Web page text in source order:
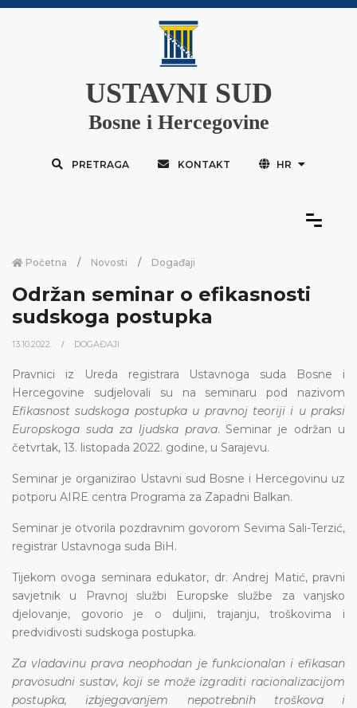
USTAVNI SUD
Bosne i Hercegovine
PRETRAGA KONTAKT HR
Početna Novosti Događaji
Održan seminar o efikasnosti
sudskoga postupka
13.10.2022. DOGAĐAJI
Pravnici iz Ureda registrara Ustavnoga suda Bosne i
Hercegovine sudjelovali su na seminaru pod nazivom
Efikasnost sudskoga postupka u pravnoj teoriji i u praksi
Europskoga suda za ljudska prava. Seminar je održan u
četvrtak, 13. listopada 2022. godine, u Sarajevu.
Seminar je organizirao Ustavni sud Bosne i Hercegovinu uz
potporu AIRE centra Programa za Zapadni Balkan.
Seminar je otvorila pozdravnim govorom Sevima Sali-Terzić,
registrar Ustavnoga suda BiH.
Tijekom ovoga seminara edukator, dr. Andrej Matić, pravni
savjetnik u Pravnoj službi Europske službe za vanjsko
djelovanje, govorio je o duljini, trajanju, troškovima i
predvidivosti sudskoga postupka.
Za vladavinu prava neophodan je funkcionalan i efikasan
pravosudni sustav, koji se može izgraditi racionalizacijom
postupka, izbjegavanjem nepotrebnih troškova i